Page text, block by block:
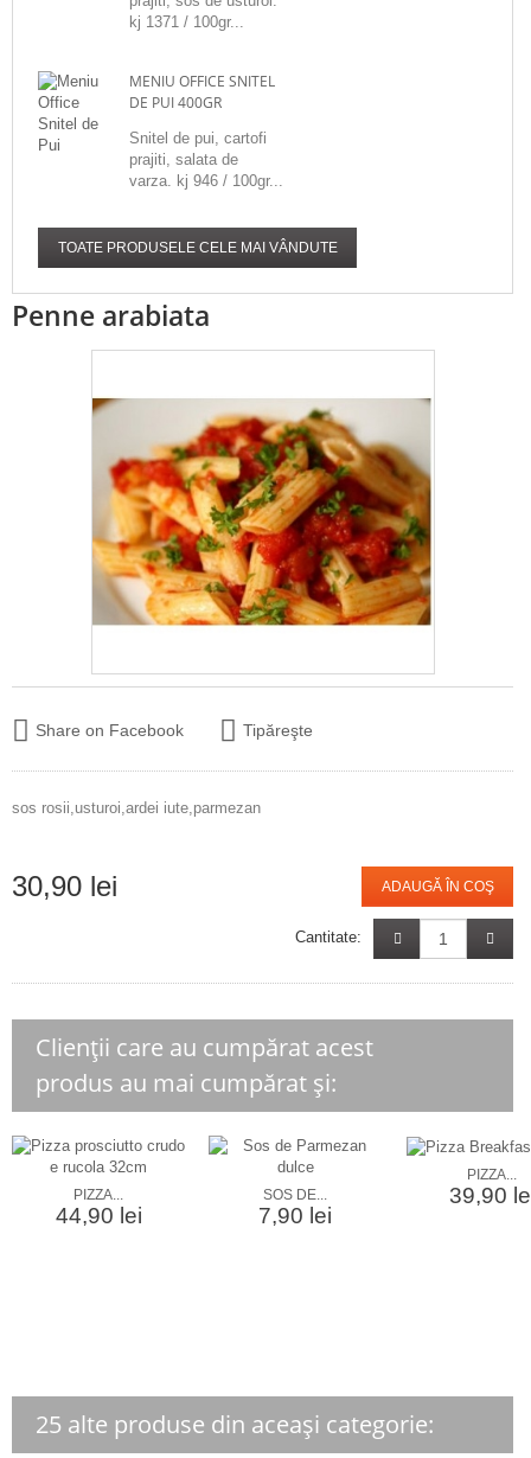
kj 1371 / 100gr...
MENIU OFFICE SNITEL
DE PUI 400GR
Snitel de pui, cartofi
prajiti, salata de
varza. kj 946 / 100gr...
TOATE PRODUSELE CELE MAI VÂNDUTE
Penne arabiata
Share on Facebook Tipăreşte
sos rosii,usturoi,ardei iute,parmezan
30,90 lei ADAUGĂ ÎN COŞ
Cantitate:
Clienții care au cumpărat acest
produs au mai cumpărat și:
PIZZA...
44,90 lei
SOS DE...
7,90 lei
PIZZA...
39,90
25 alte produse din aceași categorie: